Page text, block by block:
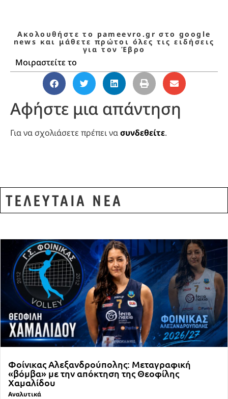
Ακολουθήστε το pameevro.gr στο google
news και μάθετε πρώτοι όλες τις ειδήσεις
για τον Έβρο
Μοιραστείτε το
Αφήστε μια απάντηση
Για να σχολιάσετε πρέπει νασυνδεθείτε.
ΤΕΛΕΥΤΑΙΑ ΝΕΑ
Φοίνικας Αλεξανδρούπολης: Μεταγραφική
«βόμβα» με την απόκτηση της Θεοφίλης
Χαμαλίδου
Αναλυτικά